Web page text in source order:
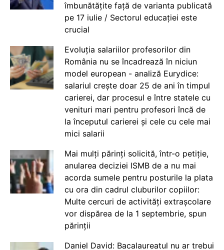
îmbunătățite față de varianta publicată
pe 17 iulie / Sectorul educației este
crucial
Evoluția salariilor profesorilor din
România nu se încadrează în niciun
model european - analiză Eurydice:
salariul crește doar 25 de ani în timpul
carierei, dar procesul e între statele cu
venituri mari pentru profesori încă de
la începutul carierei și cele cu cele mai
mici salarii
Mai mulți părinți solicită, într-o petiție,
anularea deciziei ISMB de a nu mai
acorda sumele pentru posturile la plata
cu ora din cadrul cluburilor copiilor:
Multe cercuri de activități extrașcolare
vor dispărea de la 1 septembrie, spun
părinții
Daniel David: Bacalaureatul nu ar trebui